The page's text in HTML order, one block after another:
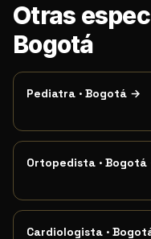
Otras
Bogotá
Pediatra · Bogotá →
Ortopedista · Bogotá
Cardiologista ·